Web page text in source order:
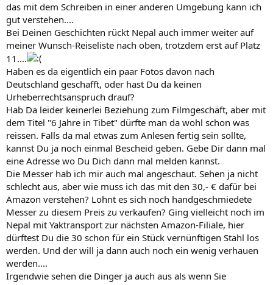
das mit dem Schreiben in einer anderen Umgebung kann ich
gut verstehen....
Bei Deinen Geschichten rückt Nepal auch immer weiter auf
meiner Wunsch-Reiseliste nach oben, trotzdem erst auf Platz
11....
Haben es da eigentlich ein paar Fotos davon nach
Deutschland geschafft, oder hast Du da keinen
Urheberrechtsanspruch drauf?
Hab Da leider keinerlei Beziehung zum Filmgeschäft, aber mit
dem Titel "6 Jahre in Tibet" dürfte man da wohl schon was
reissen. Falls da mal etwas zum Anlesen fertig sein sollte,
kannst Du ja noch einmal Bescheid geben. Gebe Dir dann mal
eine Adresse wo Du Dich dann mal melden kannst.
Die Messer hab ich mir auch mal angeschaut. Sehen ja nicht
schlecht aus, aber wie muss ich das mit den 30,- € dafür bei
Amazon verstehen? Lohnt es sich noch handgeschmiedete
Messer zu diesem Preis zu verkaufen? Ging vielleicht noch im
Nepal mit Yaktransport zur nächsten Amazon-Filiale, hier
dürftest Du die 30 schon für ein Stück vernünftigen Stahl los
werden. Und der will ja dann auch noch ein wenig verhauen
werden....
Irgendwie sehen die Dinger ja auch aus als wenn Sie